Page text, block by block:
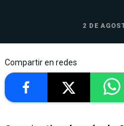
2 DE
Compartir en redes